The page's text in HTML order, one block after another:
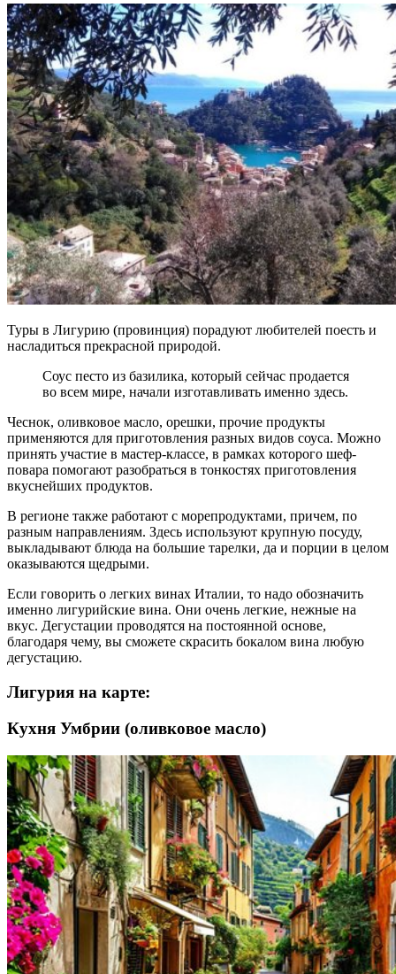
Туры в Лигурию (провинция) порадуют любителей поесть и
насладиться прекрасной природой.
Соус песто из базилика, который сейчас продается
во всем мире, начали изготавливать именно здесь.
Чеснок, оливковое масло, орешки, прочие продукты
применяются для приготовления разных видов соуса. Можно
принять участие в мастер-классе, в рамках которого шеф-
повара помогают разобраться в тонкостях приготовления
вкуснейших продуктов.
В регионе также работают с морепродуктами, причем, по
разным направлениям. Здесь используют крупную посуду,
выкладывают блюда на большие тарелки, да и порции в целом
оказываются щедрыми.
Если говорить о легких винах Италии, то надо обозначить
именно лигурийские вина. Они очень легкие, нежные на
вкус. Дегустации проводятся на постоянной основе,
благодаря чему, вы сможете скрасить бокалом вина любую
дегустацию.
Лигурия на карте:
Кухня Умбрии (оливковое масло)